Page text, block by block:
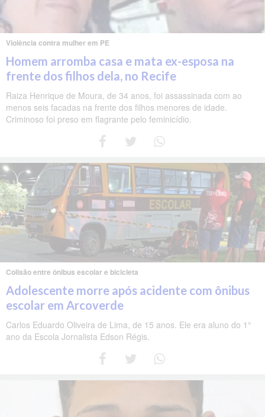
Violência contra mulher em PE
Homem arromba casa e mata ex-esposa na
frente dos filhos dela, no Recife
Raiza Henrique de Moura, de 34 anos, foi assassinada com ao
menos seis facadas na frente dos filhos menores de idade.
Criminoso foi preso em flagrante pelo feminicídio.
Colisão entre ônibus escolar e bicicleta
Adolescente morre após acidente com ônibus
escolar em Arcoverde
Carlos Eduardo Oliveira de Lima, de 15 anos. Ele era aluno do 1°
ano da Escola Jornalista Edson Régis.